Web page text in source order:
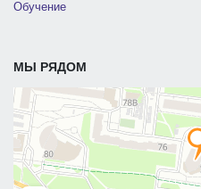
Обучение
МЫ РЯДОМ